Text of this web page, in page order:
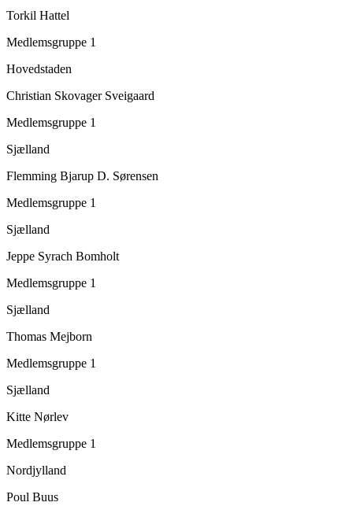
Torkil Hattel
Medlemsgruppe 1
Hovedstaden
Christian Skovager Sveigaard
Medlemsgruppe 1
Sjælland
Flemming Bjarup D. Sørensen
Medlemsgruppe 1
Sjælland
Jeppe Syrach Bomholt
Medlemsgruppe 1
Sjælland
Thomas Mejborn
Medlemsgruppe 1
Sjælland
Kitte Nørlev
Medlemsgruppe 1
Nordjylland
Poul Buus